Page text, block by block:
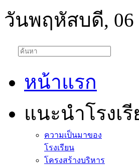
วันพฤหัสบดี, 06
หน้าแรก
แนะนำโรงเ
ความเป็นมาของ
โรงเรียน
โครงสร้างบริหาร